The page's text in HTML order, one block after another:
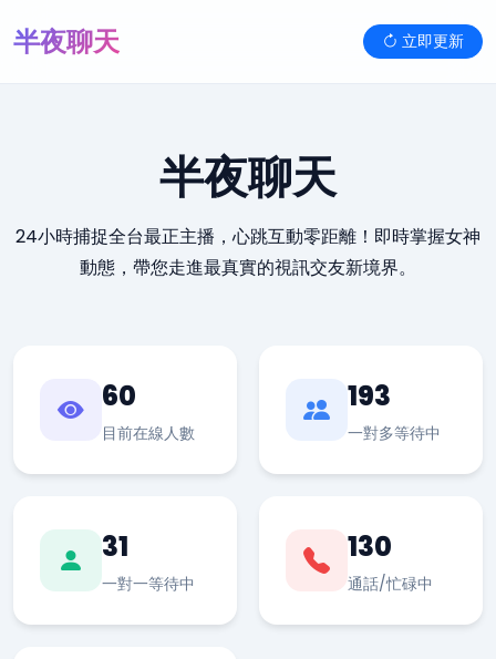
半夜聊天 立即更新
半夜聊天
24小時捕捉全台最正主播，心跳互動零距離！即時掌握女神
動態，帶您走進最真實的視訊交友新境界。
60
目前在線人數
193
一對多等待中
31
一對一等待中
130
通話/忙碌中